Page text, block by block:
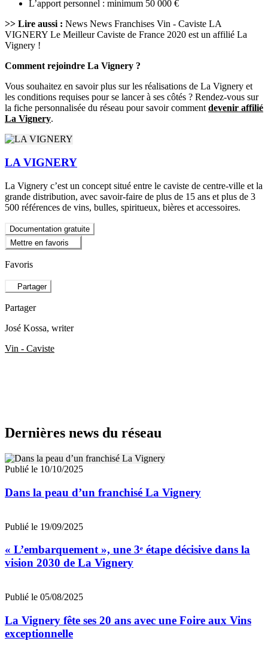
L’apport personnel : minimum 50 000 €
>> Lire aussi : News News Franchises Vin - Caviste LA
VIGNERY Le Meilleur Caviste de France 2020 est un affilié La
Vignery !
Comment rejoindre La Vignery ?
Vous souhaitez en savoir plus sur les réalisations de La Vignery et
les conditions requises pour se lancer à ses côtés ? Rendez-vous sur
la fiche personnalisée du réseau pour savoir comment devenir affilié
La Vignery.
LA VIGNERY
La Vignery c’est un concept situé entre le caviste de centre-ville et la
grande distribution, avec savoir-faire de plus de 15 ans et plus de 3
500 références de vins, bulles, spiritueux, bières et accessoires.
Documentation gratuite
Mettre en favoris
Favoris
Partager
Partager
José Kossa, writer
Vin - Caviste
Dernières news du réseau
Publié le 10/10/2025
Dans la peau d’un franchisé La Vignery
Publié le 19/09/2025
« L’embarquement », une 3ᵉ étape décisive dans la
vision 2030 de La Vignery
Publié le 05/08/2025
La Vignery fête ses 20 ans avec une Foire aux Vins
exceptionnelle